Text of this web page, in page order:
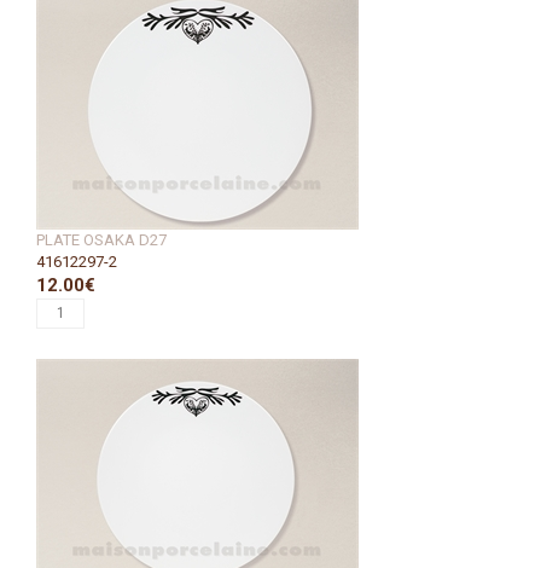
PLATE OSAKA D27
41612297-2
12.00€